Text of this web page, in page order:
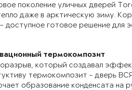
поколение уличных дверей
даже в арктическую зиму.
доступное готовое решение для
термокомпозит
который создавал
термокомпозит - дверь
образование конденсата на